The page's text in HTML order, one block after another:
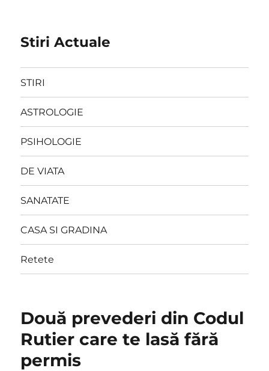
Stiri Actuale
STIRI
ASTROLOGIE
PSIHOLOGIE
DE VIATA
SANATATE
CASA SI GRADINA
Retete
Două prevederi din Codul
Rutier care te lasă fără
permis